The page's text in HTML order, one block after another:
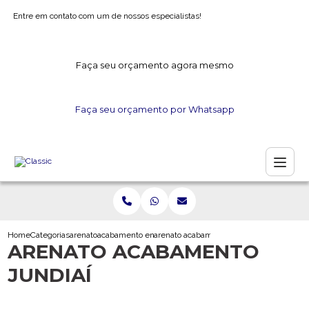
Entre em contato com um de nossos especialistas!
Faça seu orçamento agora mesmo
Faça seu orçamento por Whatsapp
HomeCategoriasarenatoacabamento em arenatoarenato acabamento jundiai
ARENATO ACABAMENTO
JUNDIAÍ